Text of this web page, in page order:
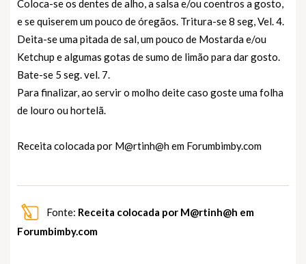
Coloca-se os dentes de alho, a salsa e/ou coentros a gosto,
e se quiserem um pouco de óregãos. Tritura-se 8 seg, Vel. 4.
Deita-se uma pitada de sal, um pouco de Mostarda e/ou
Ketchup e algumas gotas de sumo de limão para dar gosto.
Bate-se 5 seg. vel. 7.
Para finalizar, ao servir o molho deite caso goste uma folha
de louro ou hortelã.
Receita colocada por M@rtinh@h em Forumbimby.com
Fonte: Receita colocada por M@rtinh@h em
Forumbimby.com